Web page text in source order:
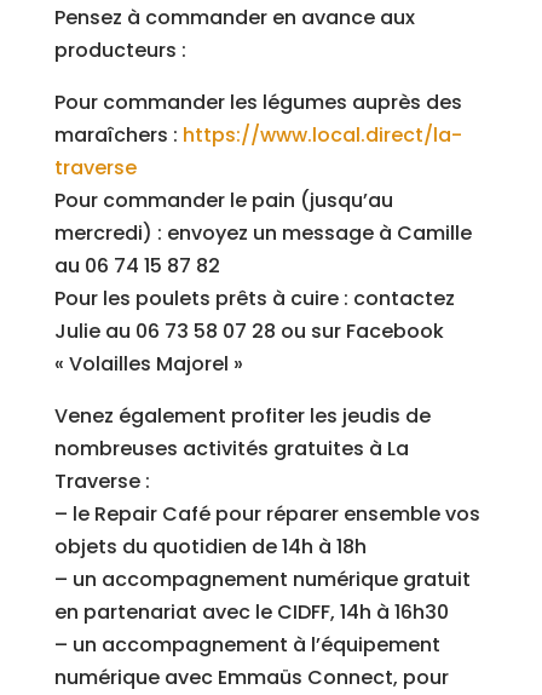
Pensez à commander en avance aux
producteurs :
Pour commander les légumes auprès des
maraîchers : https://www.local.direct/la-
traverse
Pour commander le pain (jusqu’au
mercredi) : envoyez un message à Camille
au 06 74 15 87 82
Pour les poulets prêts à cuire : contactez
Julie au 06 73 58 07 28 ou sur Facebook
« Volailles Majorel »
Venez également profiter les jeudis de
nombreuses activités gratuites à La
Traverse :
– le Repair Café pour réparer ensemble vos
objets du quotidien de 14h à 18h
– un accompagnement numérique gratuit
en partenariat avec le CIDFF, 14h à 16h30
– un accompagnement à l’équipement
numérique avec Emmaüs Connect, pour